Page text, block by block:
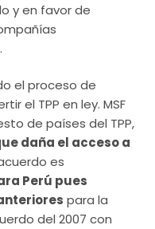
y en favor de
el proceso de
el TPP en ley. MSF
de países del TPP,
daña el acceso a
es
Perú pues
para la
del 2007 con